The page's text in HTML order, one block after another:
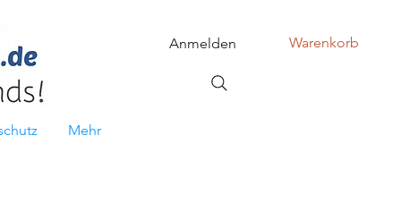
Warenkorb
Anmelden
Mehr